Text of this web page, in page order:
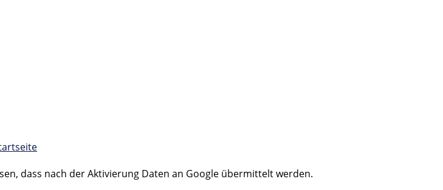
dass nach der Aktivierung Daten an Google übermittelt werden.